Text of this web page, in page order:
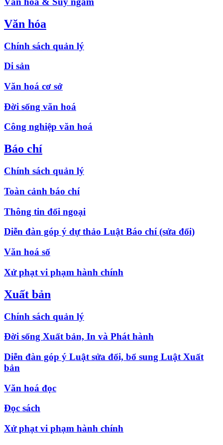
Văn hóa
Chính sách quản lý
Di sản
Văn hoá cơ sở
Đời sống văn hoá
Công nghiệp văn hoá
Báo chí
Chính sách quản lý
Toàn cảnh báo chí
Thông tin đối ngoại
Diễn đàn góp ý dự thảo Luật Báo chí (sửa đổi)
Văn hoá số
Xử phạt vi phạm hành chính
Xuất bản
Chính sách quản lý
Đời sống Xuất bản, In và Phát hành
Diễn đàn góp ý Luật sửa đổi, bổ sung Luật Xuất
bản
Văn hoá đọc
Đọc sách
Xử phạt vi phạm hành chính